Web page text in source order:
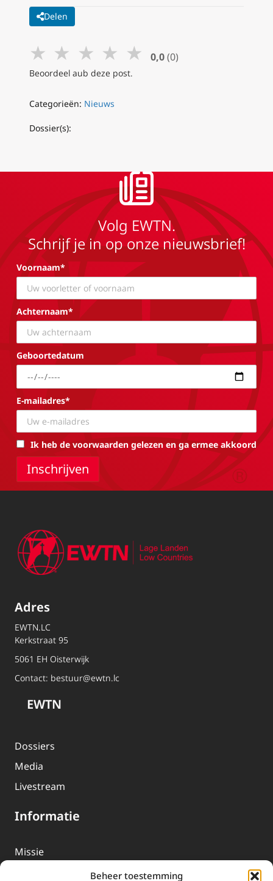
Beheer toestemming
Delen
★ ★ ★ ★ ★ 0,0 (0)
Beoordeel aub deze post.
Categorieën: Nieuws
Dossier(s):
Volg EWTN.
Schrijf je in op onze nieuwsbrief!
Voornaam*
Achternaam*
Geboortedatum
E-mailadres*
Ik heb de voorwaarden gelezen en ga ermee akkoord
Adres
EWTN.LC
Kerkstraat 95
5061 EH Oisterwijk
Contact: bestuur@ewtn.lc
EWTN
Dossiers
Media
Livestream
Informatie
Missie